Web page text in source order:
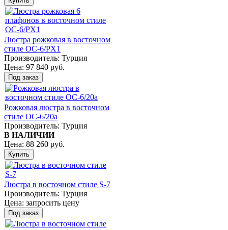
Люстра рожковая в восточном
стиле ОC-6/PX1
Производитель: Турция
Цена: 97 840 руб.
Рожковая люстра в восточном
стиле ОC-6/20а
Производитель: Турция
В НАЛИЧИИ
Цена: 88 260 руб.
Люстра в восточном стиле S-7
Производитель: Турция
Цена: запросить цену